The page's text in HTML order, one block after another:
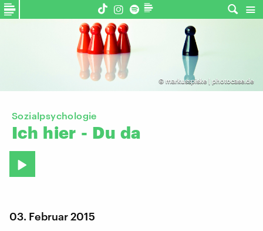
© markusspiske | photocase.de
Sozialpsychologie
Ich hier - Du da
03. Februar 2015